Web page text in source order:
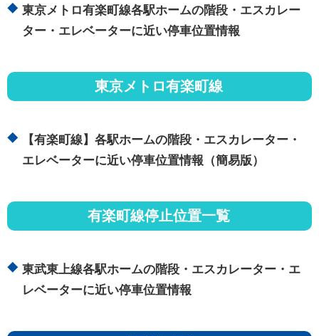
東京メトロ有楽町線各駅ホームの階段・エスカレー
ター・エレベーターに近い停車位置情報
東京メトロ有楽町線
【有楽町線】各駅ホームの階段・エスカレーター・
エレベーターに近い停車位置情報（簡易版）
有楽町線停止位置一覧
東武東上線各駅ホームの階段・エスカレーター・エ
レベーターに近い停車位置情報